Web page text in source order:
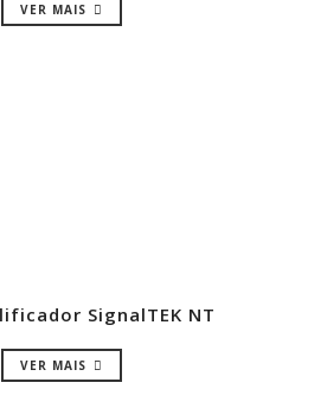
VER MAIS
SignalTEK NT
VER MAIS